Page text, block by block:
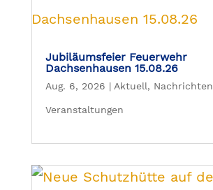
Jubiläumsfeier Feuerwehr
Dachsenhausen 15.08.26
Aug. 6, 2026 | Aktuell, Nachrichten
Veranstaltungen